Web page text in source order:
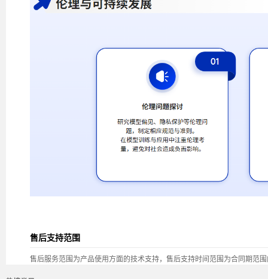
售后支持范围
售后服务范围为产品使用方面的技术支持，售后支持时间范围为合同期范